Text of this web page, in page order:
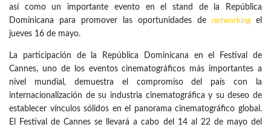
así como un importante evento en el stand de la República
Dominicana para promover las oportunidades de networking el
jueves 16 de mayo.
La participación de la República Dominicana en el Festival de
Cannes, uno de los eventos cinematográficos más importantes a
nivel mundial, demuestra el compromiso del país con la
internacionalización de su industria cinematográfica y su deseo de
establecer vínculos sólidos en el panorama cinematográfico global.
El Festival de Cannes se llevará a cabo del 14 al 22 de mayo del